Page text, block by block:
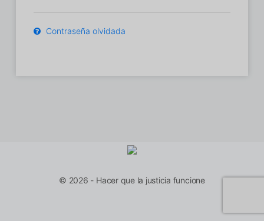
Contraseña olvidada
© 2026 - Hacer que la justicia funcione